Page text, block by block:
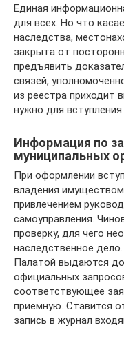
Единая
для всех. Но что
наследства,
закрыта от
предъявить
связей,
из реестра приходит
нужно для
Информация по
муниципальных
При оформлении
владения
привлечением
самоуправления.
проверку, для чего
наследственное
Палатой выдаются
официальных
соответствующее
приемную. Ставится
запись в журнал